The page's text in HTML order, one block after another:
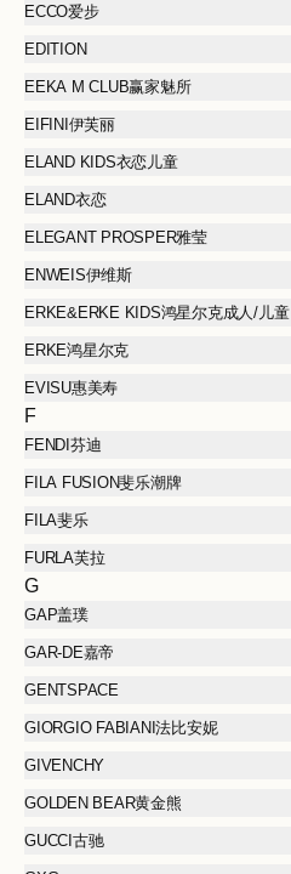
ECCO爱步
EDITION
EEKA M CLUB赢家魅所
EIFINI伊芙丽
ELAND KIDS衣恋儿童
ELAND衣恋
ELEGANT PROSPER雅莹
ENWEIS伊维斯
ERKE&ERKE KIDS鸿星尔克成人/儿童
ERKE鸿星尔克
EVISU惠美寿
F
FENDI芬迪
FILA FUSION斐乐潮牌
FILA斐乐
FURLA芙拉
G
GAP盖璞
GAR-DE嘉帝
GENTSPACE
GIORGIO FABIANI法比安妮
GIVENCHY
GOLDEN BEAR黄金熊
GUCCI古驰